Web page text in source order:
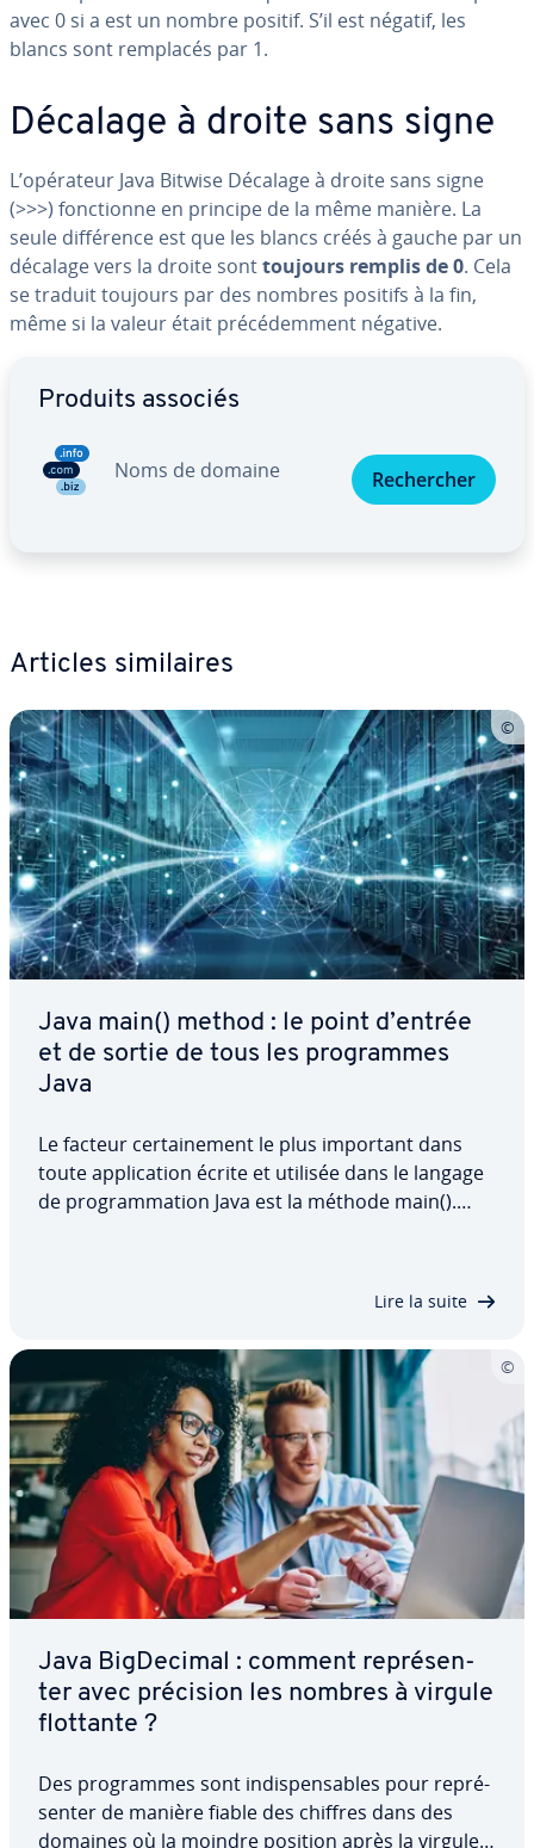
avec 0 si a est un nombre positif. S’il est négatif, les
blancs sont remplacés par 1.
Décalage à droite sans signe
L’opérateur Java Bitwise Décalage à droite sans signe
(>>>) fonc­tionne en principe de la même manière. La
seule dif­fé­rence est que les blancs créés à gauche par un
décalage vers la droite sonttoujours remplis de 0. Cela
se traduit toujours par des nombres positifs à la fin,
même si la valeur était pré­cé­dem­ment négative.
Produits associés
Noms de domaine Re­cher­cher
Articles si­mi­laires
Java main() method : le point d’entrée
et de sortie de tous les pro­grammes
Java
Le facteur cer­tai­ne­ment le plus important dans
toute ap­pli­ca­tion écrite et utilisée dans le langage
de pro­gram­ma­tion Java est la méthode main().
Lire la suite
Java Big­De­ci­mal : comment re­pré­sen­
ter avec précision les nombres à virgule
flottante ?
Des pro­grammes sont in­dis­pen­sables pour re­pré­
sen­ter de manière fiable des chiffres dans des
domaines où la moindre position après la virgule